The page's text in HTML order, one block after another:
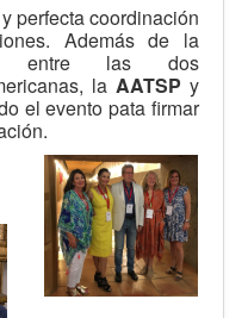
perfecta coordinación
Además de la
entre las dos
la AATSP y
el evento pata firmar